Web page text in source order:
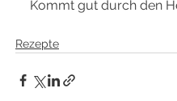
Kommt gut durch den
Rezepte